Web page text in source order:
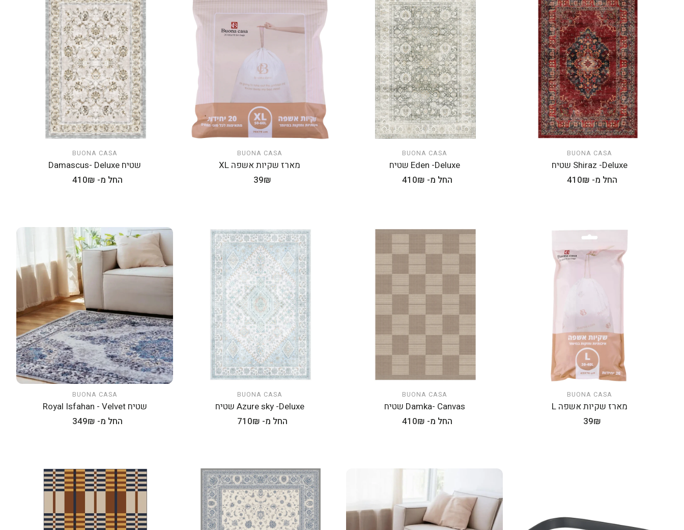
הוספה לעגלה
BUONA CASA
Shiraz -Deluxe שטיח
מחיר
החל מ- 410₪
הוספה לעגלה
BUONA CASA
Eden -Deluxe שטיח
מחיר
החל מ- 410₪
הוספה לעגלה
BUONA CASA
מארז שקיות אשפה XL
מחיר
39₪
הוספה לעגלה
BUONA CASA
שטיח Damascus- Deluxe
מחיר
החל מ- 410₪
הוספה לעגלה
BUONA CASA
מארז שקיות אשפה L
מחיר
39₪
הוספה לעגלה
BUONA CASA
Damka- Canvas שטיח
מחיר
החל מ- 410₪
הוספה לעגלה
BUONA CASA
Azure sky -Deluxe שטיח
מחיר
החל מ- 710₪
הוספה לעגלה
BUONA CASA
שטיח Royal Isfahan - Velvet
מחיר
החל מ- 349₪